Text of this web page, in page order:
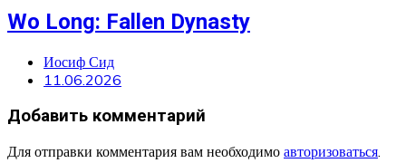
Wo Long: Fallen Dynasty
Иосиф Сид
11.06.2026
Добавить комментарий
Для отправки комментария вам необходимо авторизоваться.